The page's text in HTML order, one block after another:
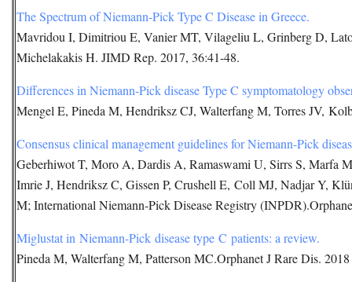
The Spectrum of Niemann-Pick Type C Disease in Greece.
Mavridou I, Dimitriou E, Vanier MT, Vilageliu L, Grinberg D,
Michelakakis H. JIMD Rep. 2017, 36:41-48.
Differences in Niemann-Pick disease Type C symptomatology
Mengel E, Pineda M, Hendriksz CJ, Walterfang M, Torres JV,
Consensus clinical management guidelines for Niemann-Pick
Geberhiwot T, Moro A, Dardis A, Ramaswami U, Sirrs S, Marfa
Imrie J, Hendriksz C, Gissen P, Crushell E, Coll MJ, Nadjar Y,
M; International Niemann-Pick Disease Registry
Miglustat in Niemann-Pick disease type C patients: a review.
Pineda M, Walterfang M, Patterson MC.Orphanet J Rare Dis.